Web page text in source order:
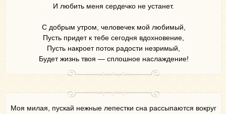
И любить меня сердечко не устанет.
С добрым утром, человечек мой любимый,
Пусть придет к тебе сегодня вдохновение,
Пусть накроет поток радости незримый,
Будет жизнь твоя — сплошное наслаждение!
Моя милая, пускай нежные лепестки сна рассыпаются вокруг